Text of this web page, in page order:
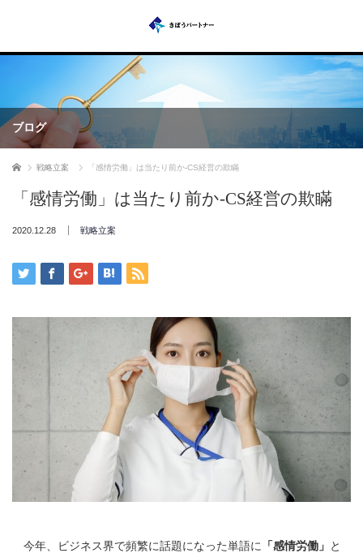
ブログ
ホーム 戦略立案 「感情労働」は当たり前か-CS経営の欺瞞
「感情労働」は当たり前か-CS経営の欺瞞
2020.12.28 戦略立案
今年、ビジネス界で頻繁に話題になった単語に 「感情労働」 と